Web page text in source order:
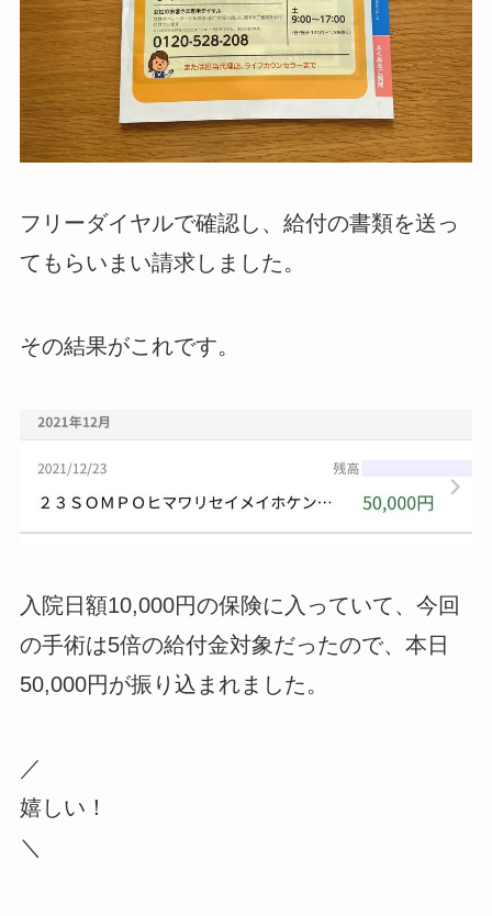
フリーダイヤルで確認し、給付の書類を送っ
てもらいまい請求しました。
その結果がこれです。
入院日額10,000円の保険に入っていて、今回
の手術は5倍の給付金対象だったので、本日
50,000円が振り込まれました。
／
嬉しい！
＼